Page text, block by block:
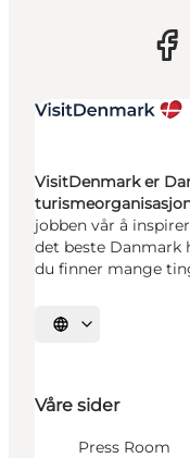
VisitDenmark er
jobben vår å
det beste Danmark
du finner mange
Velg språk
Våre sider
Press Room